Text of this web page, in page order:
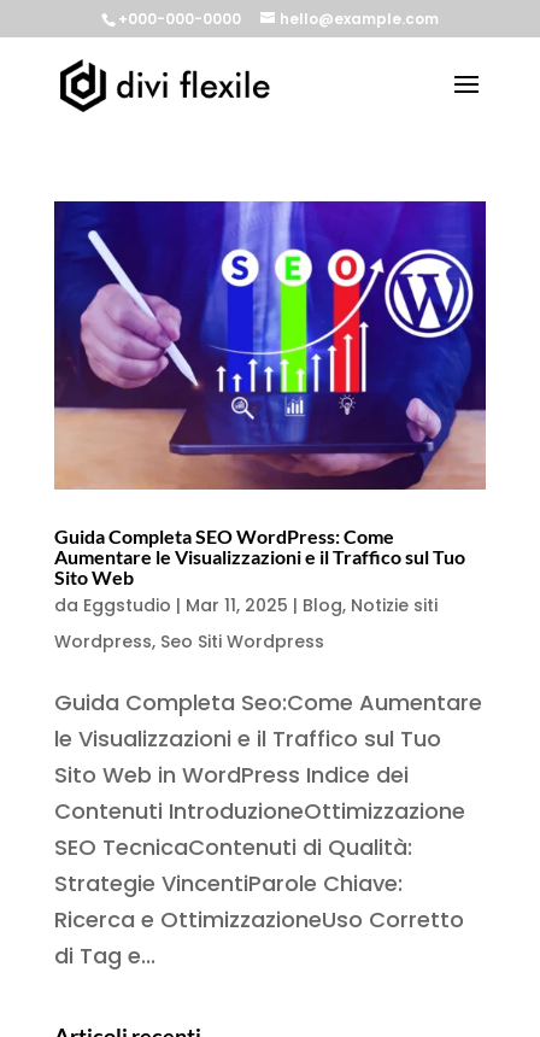
+000-000-0000 hello@example.com
Guida Completa SEO WordPress: Come
Aumentare le Visualizzazioni e il Traffico sul Tuo
Sito Web
da Eggstudio | Mar 11, 2025 | Blog, Notizie siti
Wordpress, Seo Siti Wordpress
Guida Completa Seo:Come Aumentare
le Visualizzazioni e il Traffico sul Tuo
Sito Web in WordPress Indice dei
Contenuti IntroduzioneOttimizzazione
SEO TecnicaContenuti di Qualità:
Strategie VincentiParole Chiave:
Ricerca e OttimizzazioneUso Corretto
di Tag e...